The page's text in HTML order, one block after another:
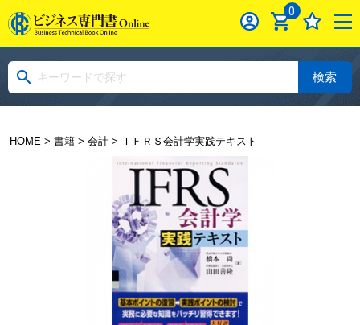
0
検索
HOME> 書籍> 会計> ＩＦＲＳ会計学実践テキスト